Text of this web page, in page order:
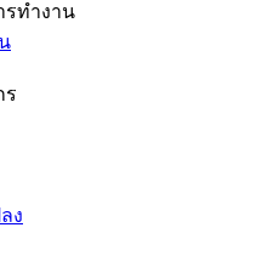
รทำงาน
ร
ง